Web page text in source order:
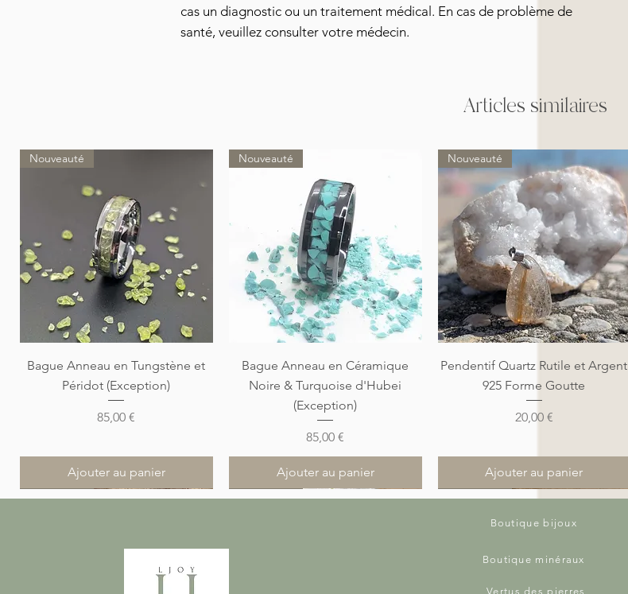
cas un diagnostic ou un traitement médical. En cas de problème de
santé, veuillez consulter votre médecin.
Articles similaires
Aperçu rapide
Nouveauté
Bague Anneau en Tungstène et
Péridot (Exception)
Prix
85,00 €
Ajouter au panier
Aperçu rapide
Nouveauté
Bague Anneau en Céramique
Noire & Turquoise d'Hubei
(Exception)
Prix
85,00 €
Ajouter au panier
Aperçu rapide
Nouveauté
Pendentif Quartz Rutile et Argent
925 Forme Goutte
Prix
20,00 €
Ajouter au panier
Nouveauté Nouveauté Nouveauté
Nouveauté Nouveauté Nouveauté
Nouveauté
Boutique bijoux
Boutique minéraux
Vertus des pierres